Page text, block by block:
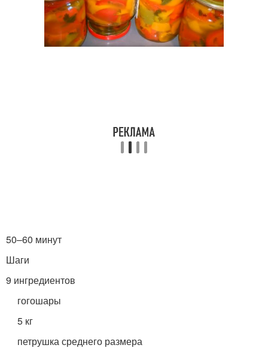
50–60 минут
Шаги
9 ингредиентов
гогошары
5 кг
петрушка среднего размера